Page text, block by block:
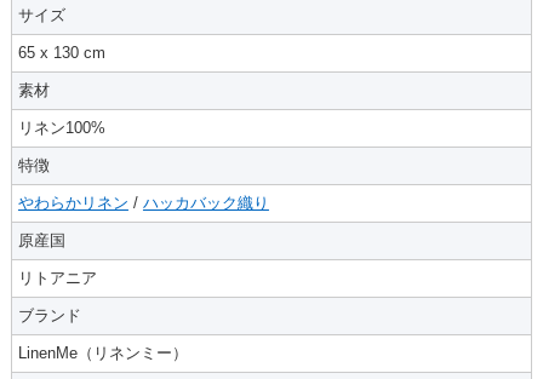
サイズ
65 x 130 cm
素材
リネン100%
特徴
やわらかリネン / ハッカバック織り
原産国
リトアニア
ブランド
LinenMe（リネンミー）